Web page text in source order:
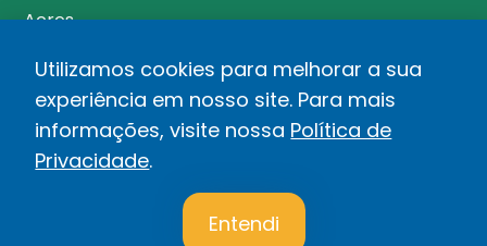
Acres
©Safras&Cifras
Relatório de Transparência Salarial
Política de privacidade
Utilizamos cookies para melhorar a sua
experiência em nosso site. Para mais
informações, visite nossa Política de
Privacidade.
Entendi